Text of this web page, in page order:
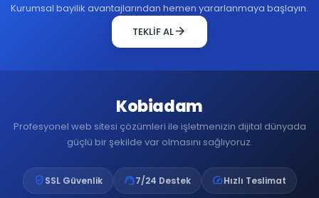
Kurumsal bayilik avantajlarından hemen yararlanmaya başlayın.
TEKLİF ALarrow_forward
Kobiadam
Profesyonel web sitesi çözümleri ile işletmenizin dijital dünyada
güçlü bir şekilde var olmasını sağlıyoruz.
verified_userSSL Güvenlik support_agent7/24 Destek speedHızlı Teslimat